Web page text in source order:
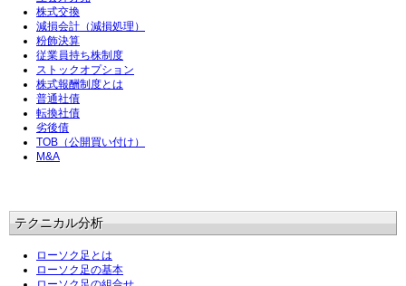
株式交換
減損会計（減損処理）
粉飾決算
従業員持ち株制度
ストックオプション
株式報酬制度とは
普通社債
転換社債
劣後債
TOB（公開買い付け）
M&A
テクニカル分析
ローソク足とは
ローソク足の基本